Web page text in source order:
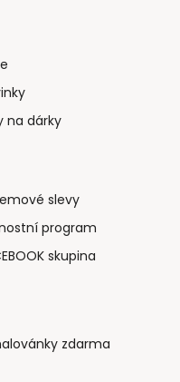
na dárky
slevy
program
skupina
zdarma